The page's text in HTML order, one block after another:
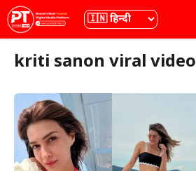
Skip
to
content
भाषा
kriti sanon viral video